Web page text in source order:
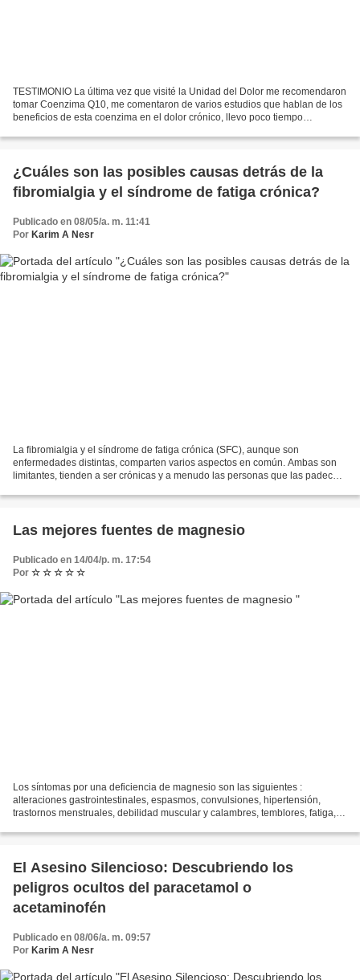
TESTIMONIO La última vez que visité la Unidad del Dolor me recomendaron
tomar Coenzima Q10, me comentaron de varios estudios que hablan de los
beneficios de esta coenzima en el dolor crónico, llevo poco tiempo
¿Cuáles son las posibles causas detrás de la
fibromialgia y el síndrome de fatiga crónica?
Publicado en 08/05/a. m. 11:41
Por Karim A Nesr
La fibromialgia y el síndrome de fatiga crónica (SFC), aunque son
enfermedades distintas, comparten varios aspectos en común. Ambas son
limitantes, tienden a ser crónicas y a menudo las personas que las padecen
Las mejores fuentes de magnesio
Publicado en 14/04/p. m. 17:54
Por ☆ ☆ ☆ ☆ ☆
Los síntomas por una deficiencia de magnesio son las siguientes :
alteraciones gastrointestinales, espasmos, convulsiones, hipertensión,
trastornos menstruales, debilidad muscular y calambres, temblores, fatiga,
El Asesino Silencioso: Descubriendo los
peligros ocultos del paracetamol o
acetaminofén
Publicado en 08/06/a. m. 09:57
Por Karim A Nesr